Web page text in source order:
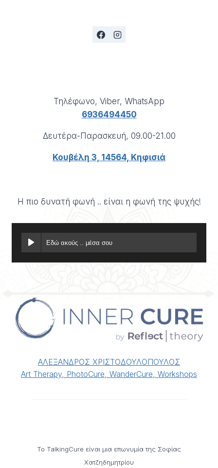
Τηλέφωνο, Viber, WhatsApp
6936494450
Δευτέρα-Παρασκευή, 09.00-21.00
Κουβέλη 3, 14564, Κηφισιά
Η πιο δυνατή φωνή .. είναι η φωνή της ψυχής!
Εδώ ακούς .. μέσα σου
ΑΛΕΞΑΝΔΡΟΣ ΧΡΙΣΤΟΔΟΥΛΟΠΟΥΛΟΣ
Art Therapy, PhotoCure, WanderCure, Workshops
Το TalkingCure είναι μια επωνυμία της Σοφίας
Χατζηδημητρίου